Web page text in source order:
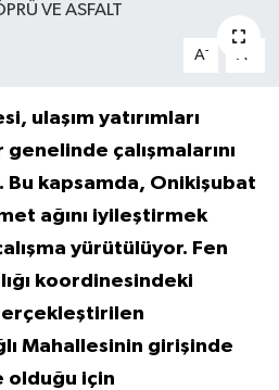
A- A
ulaşım yatırımları
çalışmalarını
Bu kapsamda, Onikişubat
ağını iyileştirmek
yürütülüyor. Fen
koordinesindeki
Mahallesinin girişinde
olduğu için